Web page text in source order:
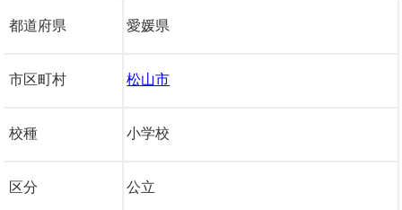
都道府県 愛媛県
市区町村 松山市
校種 小学校
区分 公立